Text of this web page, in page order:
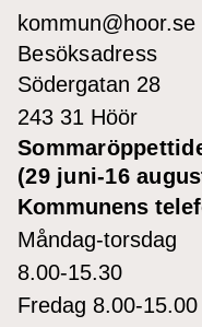
kommun@hoor.se
Besöksadress
Södergatan 28
243 31 Höör
(29 juni-16
Kommunens
Måndag-torsdag
8.00-15.30
Fredag 8.00-15.00